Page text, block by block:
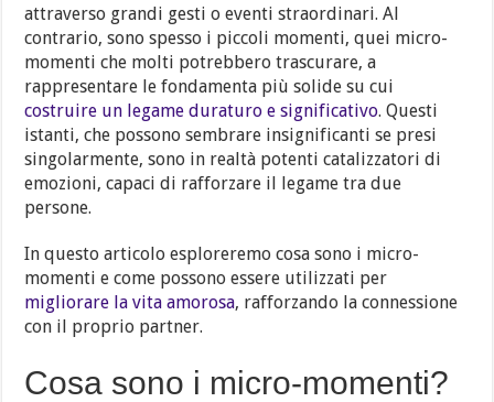
attraverso grandi gesti o eventi straordinari. Al
contrario, sono spesso i piccoli momenti, quei micro-
momenti che molti potrebbero trascurare, a
rappresentare le fondamenta più solide su cui
costruire un legame duraturo e significativo. Questi
istanti, che possono sembrare insignificanti se presi
singolarmente, sono in realtà potenti catalizzatori di
emozioni, capaci di rafforzare il legame tra due
persone.
In questo articolo esploreremo cosa sono i micro-
momenti e come possono essere utilizzati per
migliorare la vita amorosa, rafforzando la connessione
con il proprio partner.
Cosa sono i micro-momenti?